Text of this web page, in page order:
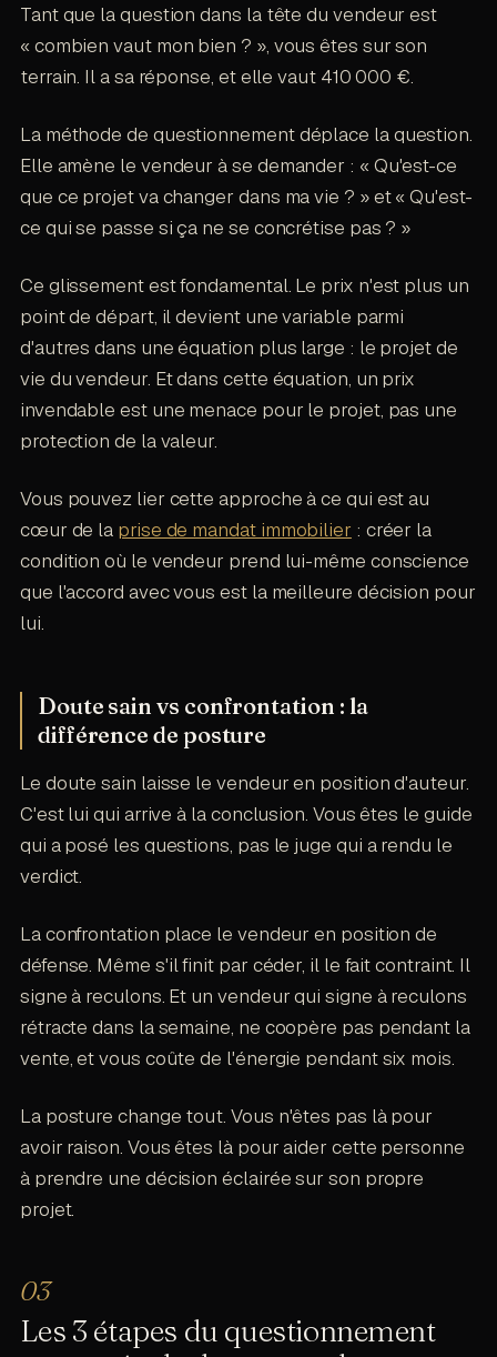
Tant que la question dans la tête du vendeur est
« combien vaut mon bien ? », vous êtes sur son
terrain. Il a sa réponse, et elle vaut 410 000 €.
La méthode de questionnement déplace la question.
Elle amène le vendeur à se demander : « Qu'est-ce
que ce projet va changer dans ma vie ? » et « Qu'est-
ce qui se passe si ça ne se concrétise pas ? »
Ce glissement est fondamental. Le prix n'est plus un
point de départ, il devient une variable parmi
d'autres dans une équation plus large : le projet de
vie du vendeur. Et dans cette équation, un prix
invendable est une menace pour le projet, pas une
protection de la valeur.
Vous pouvez lier cette approche à ce qui est au
cœur de la prise de mandat immobilier : créer la
condition où le vendeur prend lui-même conscience
que l'accord avec vous est la meilleure décision pour
lui.
Doute sain vs confrontation : la
différence de posture
Le doute sain laisse le vendeur en position d'auteur.
C'est lui qui arrive à la conclusion. Vous êtes le guide
qui a posé les questions, pas le juge qui a rendu le
verdict.
La confrontation place le vendeur en position de
défense. Même s'il finit par céder, il le fait contraint. Il
signe à reculons. Et un vendeur qui signe à reculons
rétracte dans la semaine, ne coopère pas pendant la
vente, et vous coûte de l'énergie pendant six mois.
La posture change tout. Vous n'êtes pas là pour
avoir raison. Vous êtes là pour aider cette personne
à prendre une décision éclairée sur son propre
projet.
Les 3 étapes du questionnement